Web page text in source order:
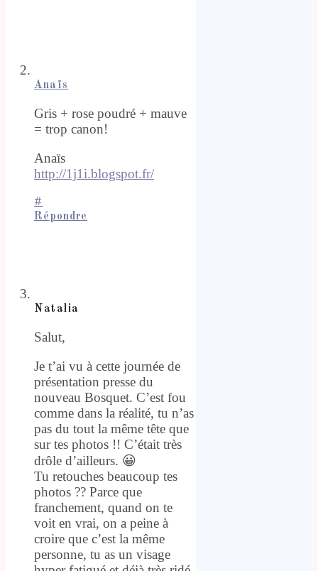
Anaïs
Gris + rose poudré + mauve
= trop canon!
Anaïs
http://1j1i.blogspot.fr/
#
Répondre
Natalia
Salut,
Je t’ai vu à cette journée de
présentation presse du
nouveau Bosquet. C’est fou
comme dans la réalité, tu n’as
pas du tout la même tête que
sur tes photos !! C’était très
drôle d’ailleurs. 😀
Tu retouches beaucoup tes
photos ?? Parce que
franchement, quand on te
voit en vrai, on a peine à
croire que c’est la même
personne, tu as un visage